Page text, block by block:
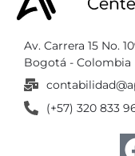
Av. Carrera 15 No.
Bogotá - Colombia
(+57) 320 833